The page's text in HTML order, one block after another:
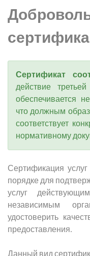
Сертификат
действие
обеспечивается
что должным
соответствует
нормативному
Сертификация
порядке для
услуг
независимым
удостоверить
предоставления.
Данный вид